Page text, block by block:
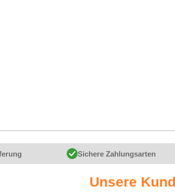
Sichere Zahlungsarten
Unsere